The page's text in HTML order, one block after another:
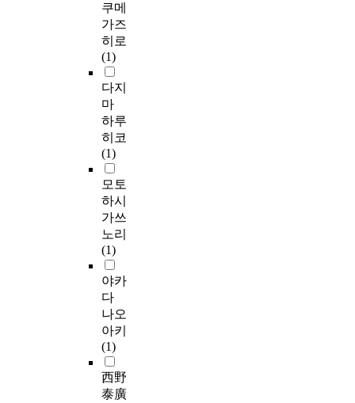
쿠메
가즈
히로
(1)
다지
마
하루
히코
(1)
모토
하시
가쓰
노리
(1)
야카
다
나오
아키
(1)
西野
泰廣